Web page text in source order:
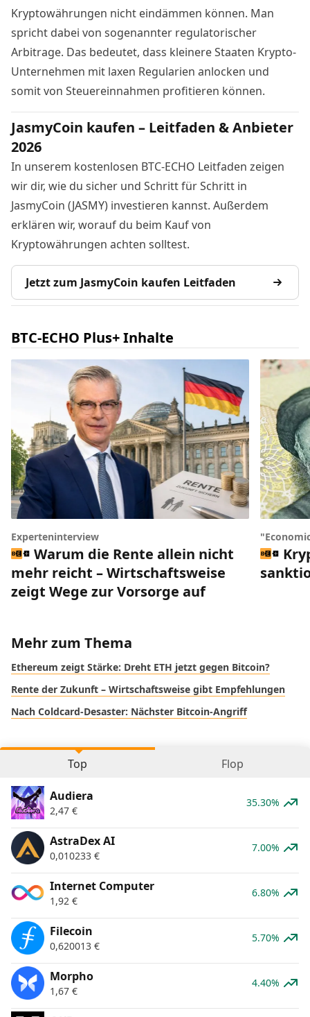
Kryptowährungen nicht eindämmen können. Man
spricht dabei von sogenannter regulatorischer
Arbitrage. Das bedeutet, dass kleinere Staaten Krypto-
Unternehmen mit laxen Regularien anlocken und
somit von Steuereinnahmen profitieren können.
JasmyCoin kaufen – Leitfaden & Anbieter
2026
In unserem kostenlosen BTC-ECHO Leitfaden zeigen
wir dir, wie du sicher und Schritt für Schritt in
JasmyCoin (JASMY) investieren kannst. Außerdem
erklären wir, worauf du beim Kauf von
Kryptowährungen achten solltest.
Jetzt zum JasmyCoin kaufen Leitfaden
BTC-ECHO Plus+ Inhalte
Experteninterview
Warum die Rente allein nicht
mehr reicht – Wirtschaftsweise
zeigt Wege zur Vorsorge auf
Mehr zum Thema
Ethereum zeigt Stärke: Dreht ETH jetzt gegen Bitcoin?
Rente der Zukunft – Wirtschaftsweise gibt Empfehlungen
Nach Coldcard-Desaster: Nächster Bitcoin-Angriff
Top Flop
Audiera
2,47 €
35.30%
AstraDex AI
0,010233 €
7.00%
Internet Computer
1,92 €
6.80%
Filecoin
0,620013 €
5.70%
Morpho
1,67 €
4.40%